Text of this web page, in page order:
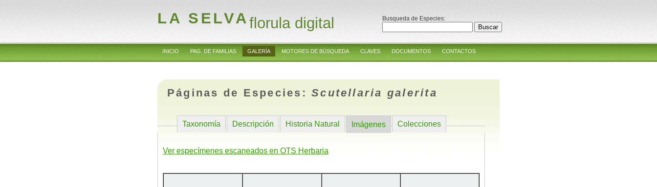
LA SELVAflorula digital Busqueda de Especies:
INICIO PAG. DE FAMILIAS GALERÍA MOTORES DE BÚSQUEDA CLAVES DOCUMENTOS CONTACTOS
Páginas de Especies:Scutellaria galerita
Taxonomía Descripción Historia Natural Imágenes Colecciones
Ver especímenes escaneados en OTS Herbaria